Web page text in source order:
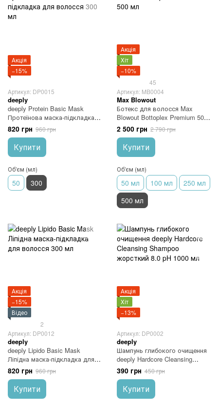
Акція
−15%
Артикул: DP0015
deeply
deeply Protein Basic Mask
Протеїнова маска-підкладка
для волосся 300 мл
820 грн 960 грн
Купити
Об'єм (мл)
50 300
Акція
Хіт
−10%
45
Артикул: MB0004
Max Blowout
Ботекс для волосся Max
Blowout Bottoplex Premium 500
мл
2 500 грн 2 790 грн
Купити
Об'єм (мл)
50 мл 100 мл
250 мл
500 мл
Акція
−15%
Відео
2
Артикул: DP0012
deeply
deeply Lipido Basic Mask
Ліпідна маска-підкладка для
волосся 300 мл
820 грн 960 грн
Купити
Акція
Хіт
−13%
Артикул: DP0002
deeply
Шампунь глибокого очищення
deeply Hardcore Cleansing
Shampoo жорсткий 8.0 pH
1000 мл
390 грн 450 грн
Купити